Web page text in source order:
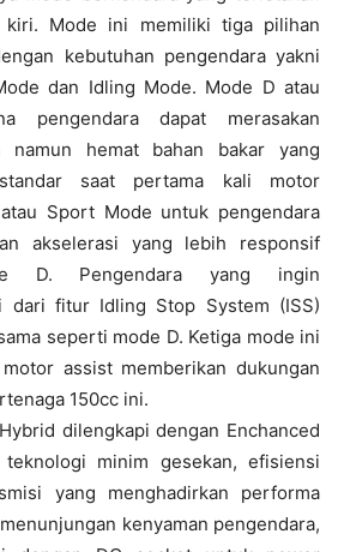
kiri. Mode ini memiliki tiga pilihan
kebutuhan pengendara yakni
dan Idling Mode. Mode D atau
pengendara dapat merasakan
namun hemat bahan bakar yang
saat pertama kali motor
Sport Mode untuk pengendara
akselerasi yang lebih responsif
D. Pengendara yang ingin
dari fitur Idling Stop System (ISS)
seperti mode D. Ketiga mode ini
assist memberikan dukungan
150cc ini.
dilengkapi dengan Enchanced
minim gesekan, efisiensi
yang menghadirkan performa
kenyaman pengendara,